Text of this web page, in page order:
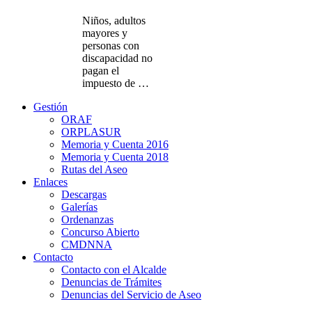
Niños, adultos
mayores y
personas con
discapacidad no
pagan el
impuesto de …
Gestión
ORAF
ORPLASUR
Memoria y Cuenta 2016
Memoria y Cuenta 2018
Rutas del Aseo
Enlaces
Descargas
Galerías
Ordenanzas
Concurso Abierto
CMDNNA
Contacto
Contacto con el Alcalde
Denuncias de Trámites
Denuncias del Servicio de Aseo